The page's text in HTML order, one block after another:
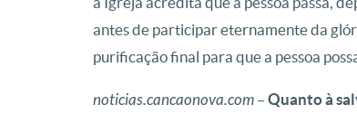
antes de participar eternamente da
purificação final para que a pessoa
noticias.cancaonova.com –Quanto à